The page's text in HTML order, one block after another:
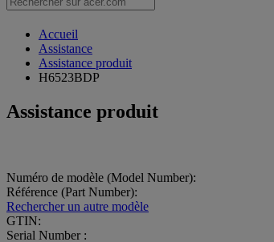
Accueil
Assistance
Assistance produit
H6523BDP
Assistance produit
Numéro de modèle (Model Number):
Référence (Part Number):
Rechercher un autre modèle
GTIN:
Serial Number :